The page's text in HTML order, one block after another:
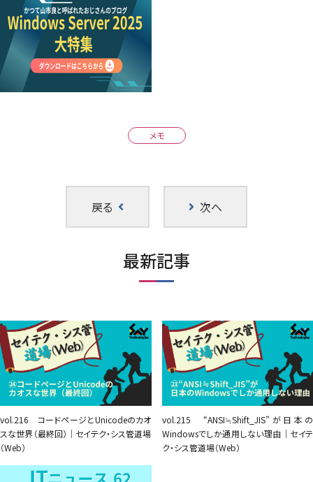
メモ
戻る 次へ
最新記事
vol.216 コードページとUnicodeのカオ
スな世界（最終回）｜セイテク・シス管道場
（Web）
vol.215 “ANSI≒Shift_JIS”が日本の
Windowsでしか通用しない理由｜セイテ
ク・シス管道場（Web）